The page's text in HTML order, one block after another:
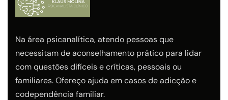
Na área psicanalítica, atendo pessoas que
necessitam de aconselhamento prático para lidar
com questões difíceis e críticas, pessoais ou
familiares. Ofereço ajuda em casos de adicção e
codependência familiar.